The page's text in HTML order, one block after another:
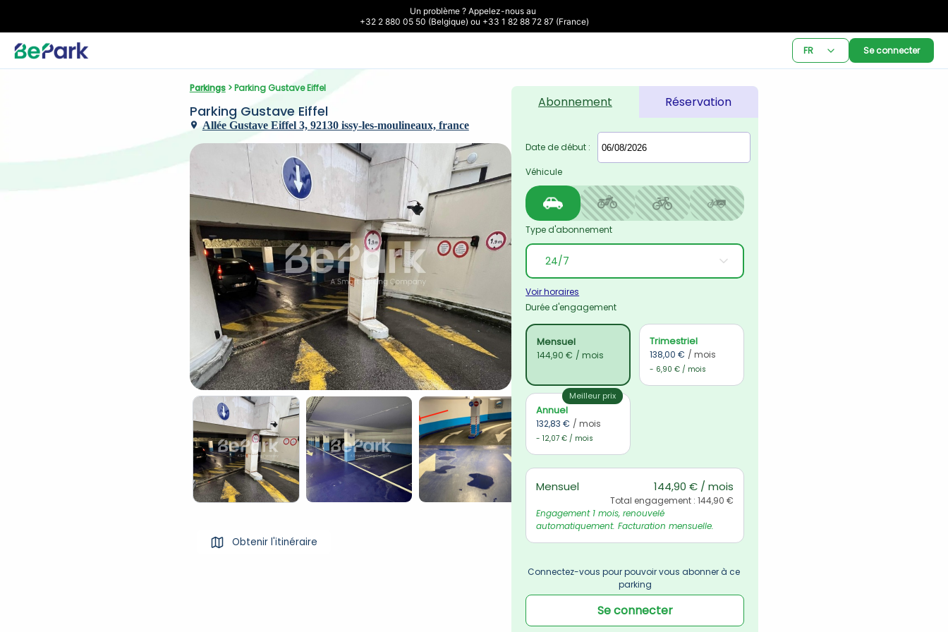
Un problème ? Appelez-nous au
+32 2 880 05 50 (Belgique) ou +33 1 82 88 72 87 (France)
FR Se connecter
Parkings > Parking Gustave Eiffel
Parking Gustave Eiffel
Allée Gustave Eiffel 3, 92130 issy-les-moulineaux, france
Obtenir l'itinéraire
Abonnement Réservation
Date de début :
Véhicule
Type d'abonnement
Voir horaires
Durée d'engagement
Mensuel
144,90 € / mois
Trimestriel
138,00 € / mois
- 6,90 € / mois
Meilleur prix
Annuel
132,83 € / mois
- 12,07 € / mois
Mensuel 144,90 € / mois
Total engagement : 144,90 €
Engagement 1 mois, renouvelé
automatiquement. Facturation mensuelle.
Connectez-vous pour pouvoir vous abonner à ce
parking
Se connecter